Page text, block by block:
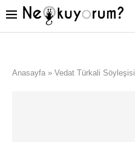
Anasayfa » Vedat Türkali Söyleşisi